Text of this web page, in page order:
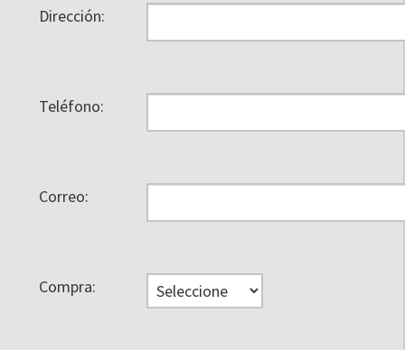
Dirección:
Teléfono:
Correo:
Compra: